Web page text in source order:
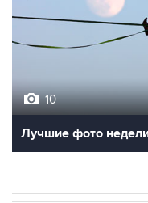
10
Лучшие фото